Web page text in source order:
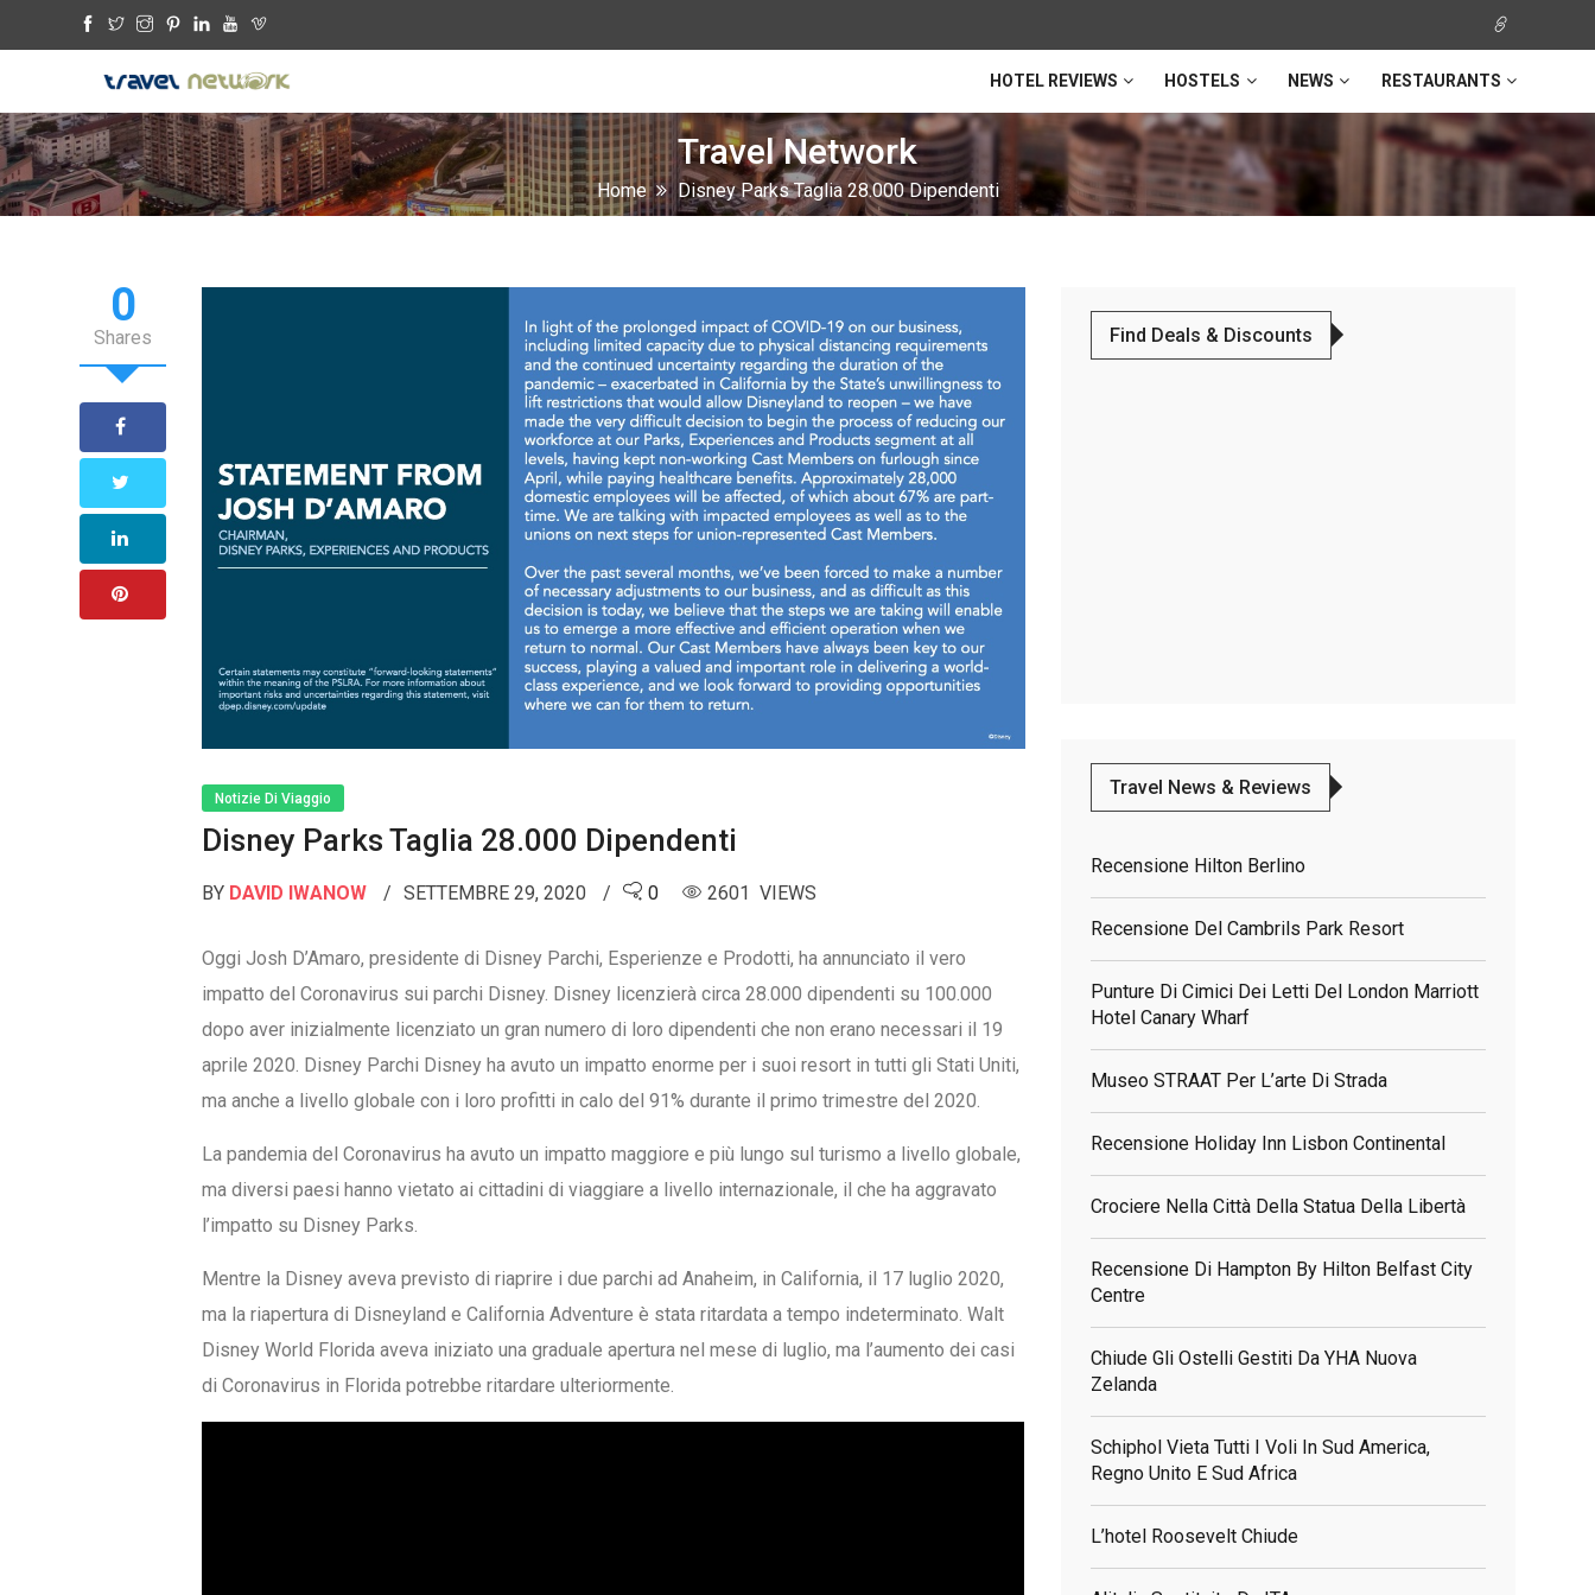
HOTEL REVIEWS HOSTELS NEWS RESTAURANTS
Travel Network
Home Disney Parks Taglia 28.000 Dipendenti
0
Shares
Notizie Di Viaggio
Disney Parks Taglia 28.000 Dipendenti
BY DAVID IWANOW SETTEMBRE 29, 2020 0 2601 VIEWS
Oggi Josh D’Amaro, presidente di Disney Parchi, Esperienze e Prodotti, ha annunciato il vero
impatto del Coronavirus sui parchi Disney. Disney licenzierà circa 28.000 dipendenti su 100.000
dopo aver inizialmente licenziato un gran numero di loro dipendenti che non erano necessari il 19
aprile 2020. Disney Parchi Disney ha avuto un impatto enorme per i suoi resort in tutti gli Stati Uniti,
ma anche a livello globale con i loro profitti in calo del 91% durante il primo trimestre del 2020.
La pandemia del Coronavirus ha avuto un impatto maggiore e più lungo sul turismo a livello globale,
ma diversi paesi hanno vietato ai cittadini di viaggiare a livello internazionale, il che ha aggravato
l’impatto su Disney Parks.
Mentre la Disney aveva previsto di riaprire i due parchi ad Anaheim, in California, il 17 luglio 2020,
ma la riapertura di Disneyland e California Adventure è stata ritardata a tempo indeterminato. Walt
Disney World Florida aveva iniziato una graduale apertura nel mese di luglio, ma l’aumento dei casi
di Coronavirus in Florida potrebbe ritardare ulteriormente.
Find Deals & Discounts
Travel News & Reviews
Recensione Hilton Berlino
Recensione Del Cambrils Park Resort
Punture Di Cimici Dei Letti Del London Marriott
Hotel Canary Wharf
Museo STRAAT Per L’arte Di Strada
Recensione Holiday Inn Lisbon Continental
Crociere Nella Città Della Statua Della Libertà
Recensione Di Hampton By Hilton Belfast City
Centre
Chiude Gli Ostelli Gestiti Da YHA Nuova
Zelanda
Schiphol Vieta Tutti I Voli In Sud America,
Regno Unito E Sud Africa
L’hotel Roosevelt Chiude